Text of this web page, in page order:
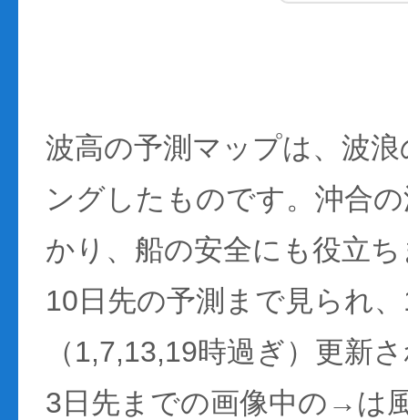
波高の予測マップは、波
ングしたものです。沖合
かり、船の安全にも役立
10日先の予測まで見られ
（1,7,13,19時過ぎ）更新
3日先までの画像中の→は